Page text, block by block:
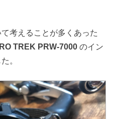
考えることが多くあった
TREK PRW-7000 のイン
。